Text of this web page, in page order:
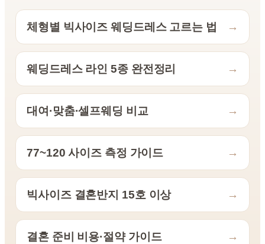
체형별 빅사이즈 웨딩드레스 고르는 법 →
웨딩드레스 라인 5종 완전정리 →
대여·맞춤·셀프웨딩 비교 →
77~120 사이즈 측정 가이드 →
빅사이즈 결혼반지 15호 이상 →
결혼 준비 비용·절약 가이드 →